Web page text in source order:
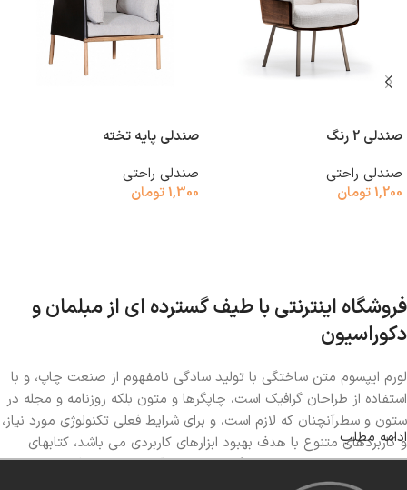
صندلی 2 رنگ
صندلی راحتی
1,200تومان
صندلی پایه تخته
صندلی راحتی
1,300تومان
فروشگاه اینترنتی با طیف گسترده ای از مبلمان و
دکوراسیون
لورم ایپسوم متن ساختگی با تولید سادگی نامفهوم از صنعت چاپ، و با
استفاده از طراحان گرافیک است، چاپگرها و متون بلکه روزنامه و مجله در
ستون و سطرآنچنان که لازم است، و برای شرایط فعلی تکنولوژی مورد نیاز،
و کاربردهای متنوع با هدف بهبود ابزارهای کاربردی می باشد، کتابهای
زیادی در شصت و سه درصد گذشته حال و آینده، شناخت فراوان جامعه
ادامه مطلب